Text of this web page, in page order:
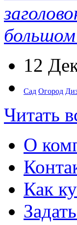
12
Сад Огород
Читать
О
Как